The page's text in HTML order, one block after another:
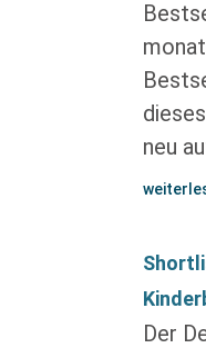
neu
Der